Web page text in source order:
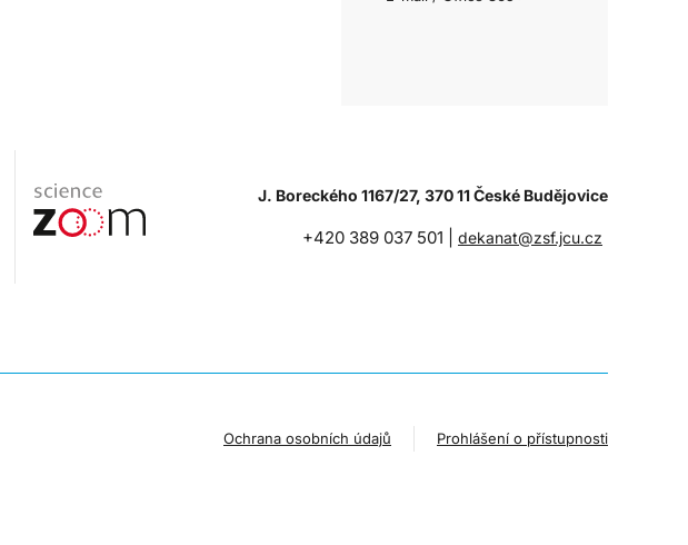
J. Boreckého 1167/27, 370 11 České Budějovice
+420 389 037 501 |dekanat@zsf.jcu.cz
Ochrana osobních údajů Prohlášení o přístupnosti